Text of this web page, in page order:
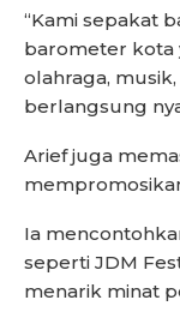
“Kami sepakat
barometer kota
olahraga,
berlangsung
Arief juga
Ia
seperti JDM
menarik minat